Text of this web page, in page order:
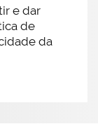
e dar
de
da